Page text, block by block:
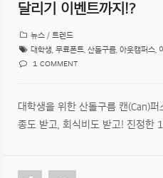
달리기 이벤트까지!?
뉴스 / 트렌드
대학생 무료폰트 산돌구름 아웃캠퍼스
1 COMMENT
대학생을 위한 산돌구름 캔(Can)
종도 받고, 회식비도 받고! 진정한